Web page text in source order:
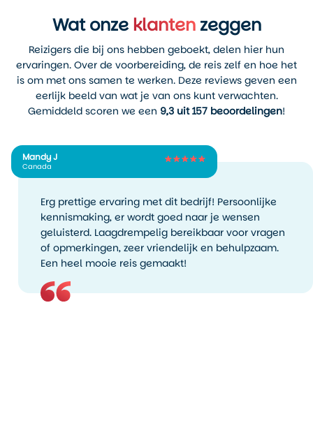
Wat onzeklantenzeggen
Reizigers die bij ons hebben geboekt, delen hier hun
ervaringen. Over de voorbereiding, de reis zelf en hoe het
is om met ons samen te werken. Deze reviews geven een
eerlijk beeld van wat je van ons kunt verwachten.
Gemiddeld scoren we een 9,3 uit 157 beoordelingen!
Mandy J
Canada
Erg prettige ervaring met dit bedrijf! Persoonlijke
kennismaking, er wordt goed naar je wensen
geluisterd. Laagdrempelig bereikbaar voor vragen
of opmerkingen, zeer vriendelijk en behulpzaam.
Een heel mooie reis gemaakt!